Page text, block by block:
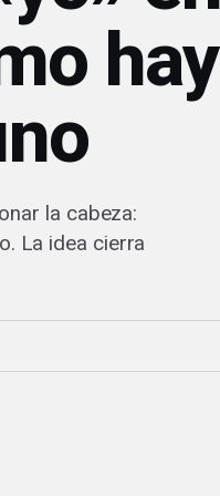
hay
la cabeza:
La idea cierra